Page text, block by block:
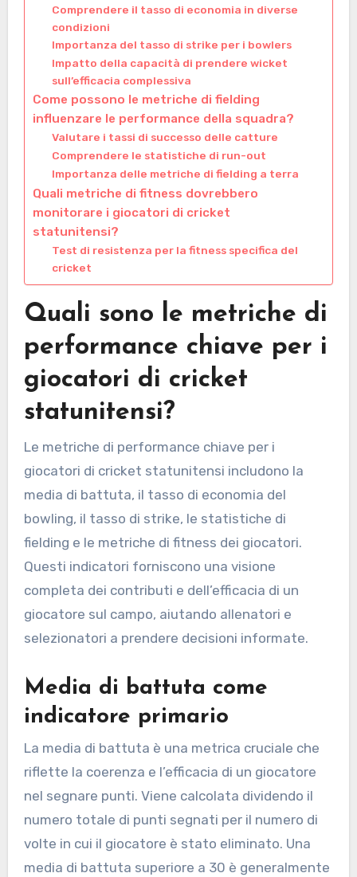
Comprendere il tasso di economia in diverse
condizioni
Importanza del tasso di strike per i bowlers
Impatto della capacità di prendere wicket
sull’efficacia complessiva
Come possono le metriche di fielding
influenzare le performance della squadra?
Valutare i tassi di successo delle catture
Comprendere le statistiche di run-out
Importanza delle metriche di fielding a terra
Quali metriche di fitness dovrebbero
monitorare i giocatori di cricket
statunitensi?
Test di resistenza per la fitness specifica del
cricket
Quali sono le metriche di
performance chiave per i
giocatori di cricket
statunitensi?
Le metriche di performance chiave per i
giocatori di cricket statunitensi includono la
media di battuta, il tasso di economia del
bowling, il tasso di strike, le statistiche di
fielding e le metriche di fitness dei giocatori.
Questi indicatori forniscono una visione
completa dei contributi e dell’efficacia di un
giocatore sul campo, aiutando allenatori e
selezionatori a prendere decisioni informate.
Media di battuta come
indicatore primario
La media di battuta è una metrica cruciale che
riflette la coerenza e l’efficacia di un giocatore
nel segnare punti. Viene calcolata dividendo il
numero totale di punti segnati per il numero di
volte in cui il giocatore è stato eliminato. Una
media di battuta superiore a 30 è generalmente